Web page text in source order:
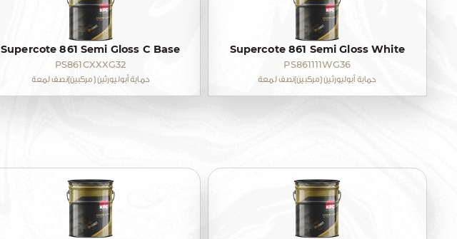
Supercote 861 Semi Gloss C Base
PS861CXXXG32
حماية أبوليورثين (مركبين)نصف لمعة
Supercote 861 Semi Gloss White
PS861111WG36
حماية أبوليورثين (مركبين)نصف لمعة